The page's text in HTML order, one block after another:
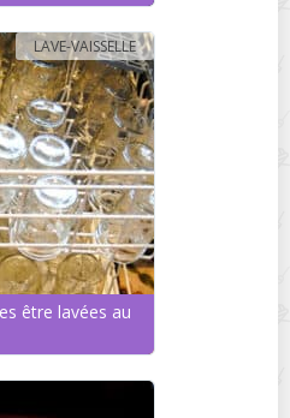
être lavées au
LAVE-VAISSELLE